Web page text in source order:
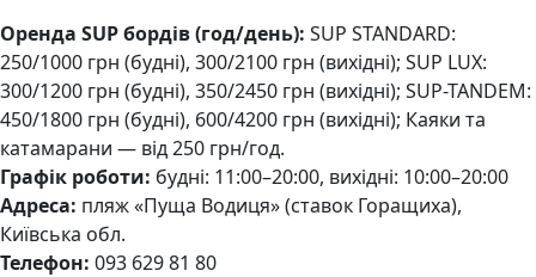
Оренда SUP бордів (год/день): SUP STANDARD:
250/1000 грн (будні), 300/2100 грн (вихідні); SUP LUX:
300/1200 грн (будні), 350/2450 грн (вихідні); SUP-TANDEM:
450/1800 грн (будні), 600/4200 грн (вихідні); Каяки та
катамарани — від 250 грн/год.
Графік роботи: будні: 11:00–20:00, вихідні: 10:00–20:00
Адреса: пляж «Пуща Водиця» (ставок Горащиха),
Київська обл.
Телефон: 093 629 81 80